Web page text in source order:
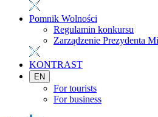
Pomnik Wolności
Regulamin konkursu
Zarządzenie Prezydenta
KONTRAST
EN
For tourists
For business